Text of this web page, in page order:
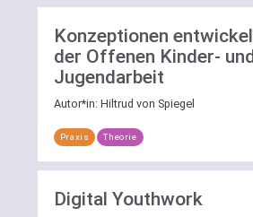
Konzeptionen
der Offenen Kinder-
Jugendarbeit
Autor*in: Hiltrud von Spiegel
Praxis Theorie
Digital Youthwork